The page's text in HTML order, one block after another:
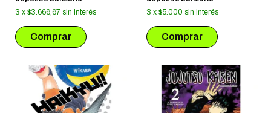
3 x $3.666,67 sin interés
3 x $5.000 sin interés